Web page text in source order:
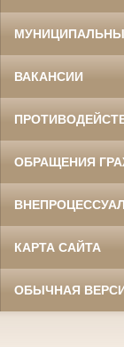
ВАКАНСИИ
ОБРАЩЕНИЯ
КАРТА САЙТА
ОБЫЧНАЯ